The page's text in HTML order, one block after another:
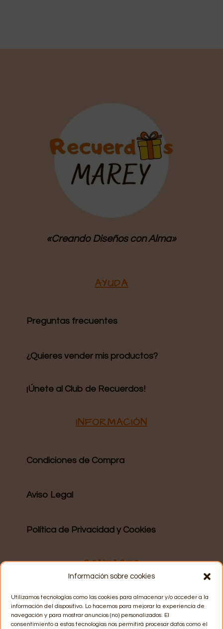
Información sobre cookies
Utilizamos tecnologías como las cookies para almacenar y/o acceder a la
información del dispositivo. Lo hacemos para mejorar la experiencia de
navegación y para mostrar anuncios (no) personalizados. El
consentimiento a estas tecnologías nos permitirá procesar datos como el
«Creando Diseños con Alma»
AYUDA
Preguntas frecuentes
¿Quieres vender mis productos?
¡Únete al Club de Recuerdos!
INFORMACIÓN
Condiciones de Compra
Aviso Legal
Política de Privacidad y Cookies
CONTACTO
WhatsApp: 628 15 57 06
Email: info@recuerdosmarey.com